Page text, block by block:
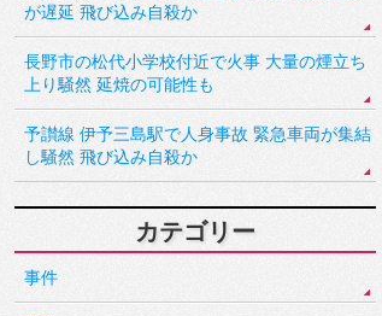
が遅延 飛び込み自殺か
長野市の松代小学校付近で火事 大量の煙立ち
上り騒然 延焼の可能性も
予讃線 伊予三島駅で人身事故 緊急車両が集結
し騒然 飛び込み自殺か
カテゴリー
事件